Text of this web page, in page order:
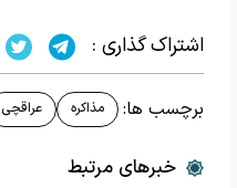
اشتراک گذاری :
برچسب ها: مذاکره عراقچی
خبرهای مرتبط